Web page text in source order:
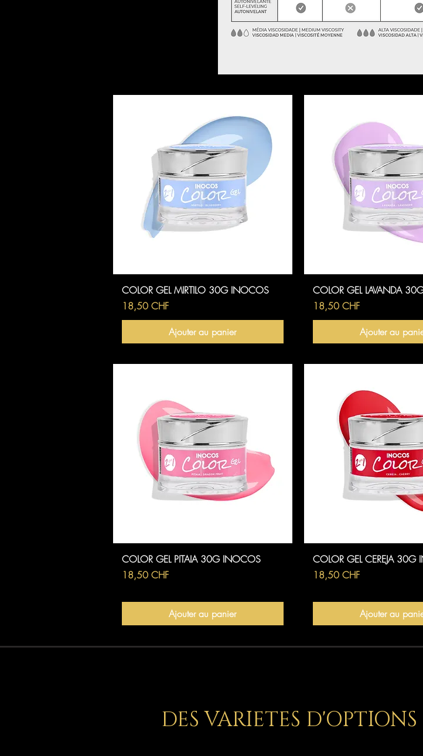
Aperçu rapide
COLOR GEL MIRTILO 30G INOCOS
Prix
18,50 CHF
Ajouter au panier
Aperçu rapide
COLOR GEL LAVANDA
Prix
18,50 CHF
Ajouter au
Aperçu rapide
COLOR GEL PITAIA 30G INOCOS
Prix
18,50 CHF
Ajouter au panier
Aperçu rapide
COLOR GEL CEREJA 30G
Prix
18,50 CHF
Ajouter au
DES VARIETES